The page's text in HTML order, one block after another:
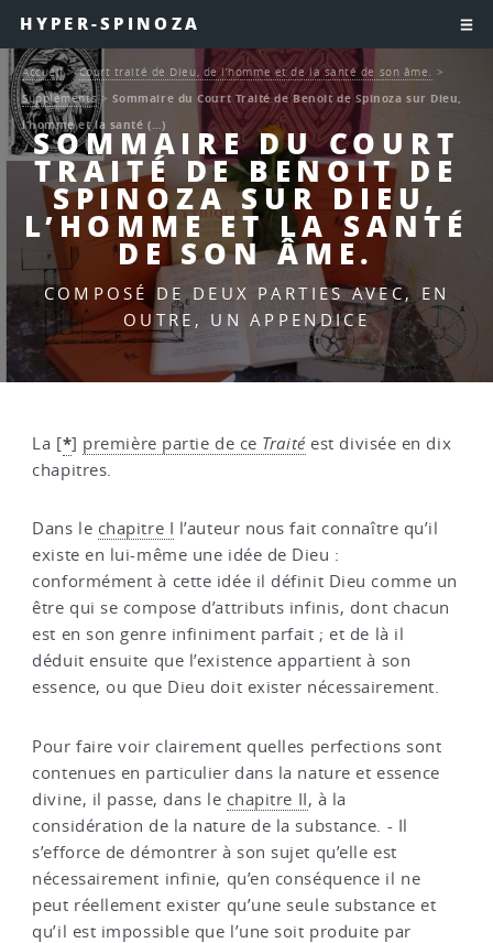
HYPER-SPINOZA
SOMMAIRE DU COURT
TRAITÉ DE BENOIT DE
SPINOZA SUR DIEU,
L’HOMME ET LA SANTÉ
DE SON ÂME.
COMPOSÉ DE DEUX PARTIES AVEC, EN
OUTRE, UN APPENDICE
Accueil>Court traité de Dieu, de l’homme et de la santé de son âme.
>
Suppléments> Sommaire du Court Traité de Benoit de Spinoza sur Dieu,
l’homme et la santé (…)
La [*] première partie de ce Traitéest divisée en dix
chapitres.
Dans le chapitre I l’auteur nous fait connaître qu’il
existe en lui-même une idée de Dieu :
conformément à cette idée il définit Dieu comme un
être qui se compose d’attributs infinis, dont chacun
est en son genre infiniment parfait ; et de là il
déduit ensuite que l’existence appartient à son
essence, ou que Dieu doit exister nécessairement.
Pour faire voir clairement quelles perfections sont
contenues en particulier dans la nature et essence
divine, il passe, dans le chapitre II, à la
considération de la nature de la substance. - Il
s’efforce de démontrer à son sujet qu’elle est
nécessairement infinie, qu’en conséquence il ne
peut réellement exister qu’une seule substance et
qu’il est impossible que l’une soit produite par